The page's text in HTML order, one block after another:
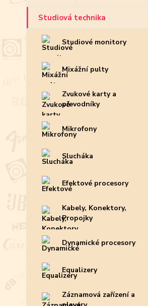
Studiová technika
Studiové monitory
Mixážní pulty
Zvukové karty a
převodníky
Mikrofony
Slucháka
Efektové procesory
Kabely, Konektory,
Propojky
Dynamické procesory
Equalizery
Záznamová zařízení a